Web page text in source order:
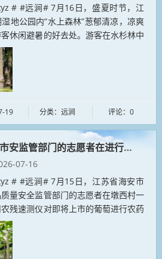
# #远涧# 7月16日，盛夏时节，江
地公园内“水上森林”葱郁清凉，凉爽
休闲避暑的好去处。游客在水杉林中
夏日清凉。...
19 分类：远涧 评论：0
安监管部门的志愿者在进行检测
07-16
# #远涧# 7月15日，江苏省海安市
量安全监管部门的志愿者在墩西村一
残速测仪对即将上市的葡萄进行农药
盛夏时节，果蔬大量上市，当地加强